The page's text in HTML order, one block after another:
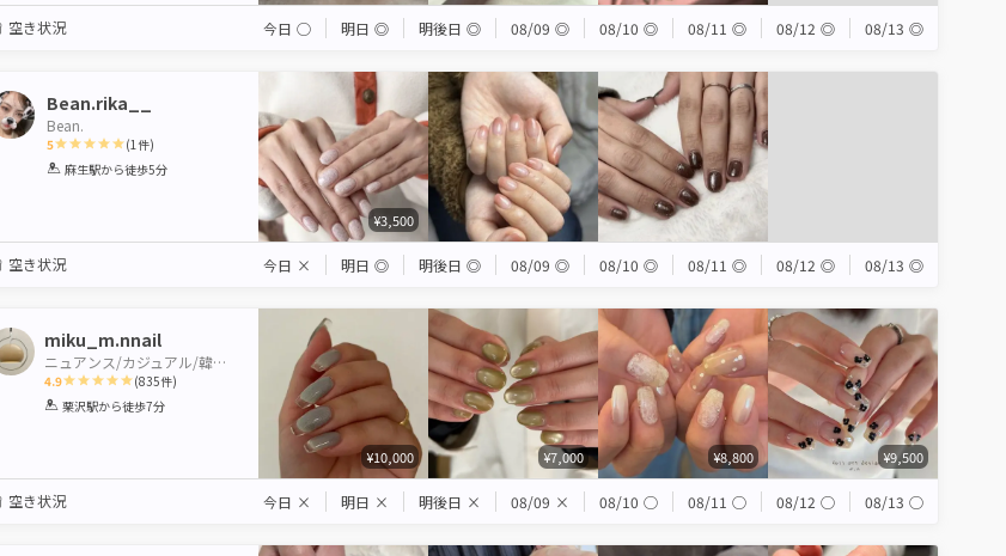
空き状況 今日 ◯ 明日 ◎ 明後日 ◎ 08/09 ◎ 08/10 ◎ 08/11 ◎ 08/12 ◎ 08/13 ◎
Bean.rika__
Bean.
5
1 2 3 4 5
(1 件)
麻生駅から徒歩5分
¥3,500
空き状況 今日 × 明日 ◎ 明後日 ◎ 08/09 ◎ 08/10 ◎ 08/11 ◎ 08/12 ◎ 08/13 ◎
miku_m.nnail
ニュアンス/カジュアル/韓国/ガーリー
4.9
1 2 3 4 5
(835件)
栗沢駅から徒歩7分
¥10,000 ¥7,000 ¥8,800 ¥9,500
空き状況 今日 × 明日 × 明後日 × 08/09 × 08/10 ◯ 08/11 ◯ 08/12 ◯ 08/13 ◯